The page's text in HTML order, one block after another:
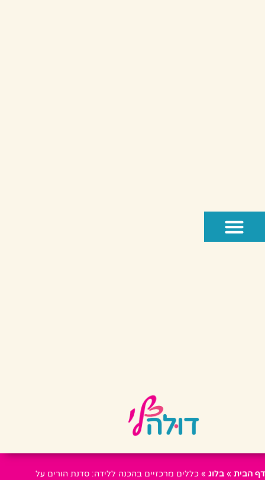
דף הבית » בלוג » כללים מרכזיים בהכנה ללידה: סדנת הורים על